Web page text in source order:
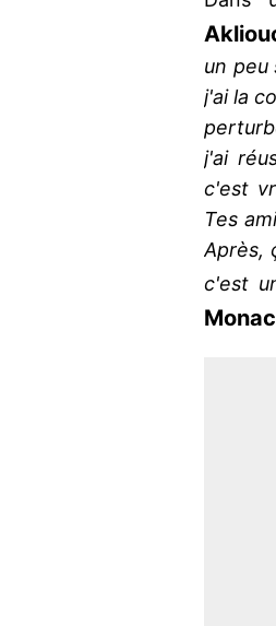
un peu
j'ai la
j'ai
c'est
Tes
Après,
c'est